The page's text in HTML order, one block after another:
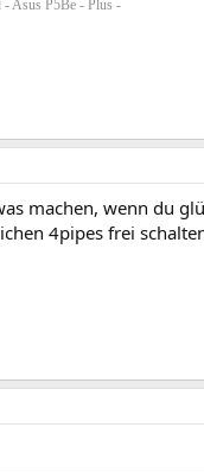
Asus P5Be - Plus -
machen, wenn du
4pipes frei